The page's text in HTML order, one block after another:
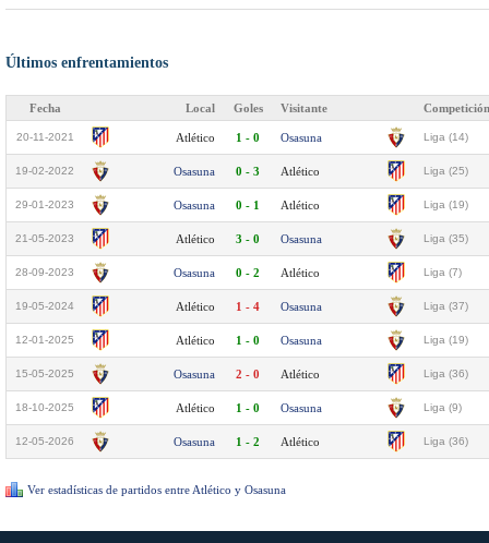
Últimos enfrentamientos
Fecha Local Goles Visitante Competición
20-11-2021 Atlético 1 - 0 Osasuna Liga (14)
19-02-2022 Osasuna 0 - 3 Atlético Liga (25)
29-01-2023 Osasuna 0 - 1 Atlético Liga (19)
21-05-2023 Atlético 3 - 0 Osasuna Liga (35)
28-09-2023 Osasuna 0 - 2 Atlético Liga (7)
19-05-2024 Atlético 1 - 4 Osasuna Liga (37)
12-01-2025 Atlético 1 - 0 Osasuna Liga (19)
15-05-2025 Osasuna 2 - 0 Atlético Liga (36)
18-10-2025 Atlético 1 - 0 Osasuna Liga (9)
12-05-2026 Osasuna 1 - 2 Atlético Liga (36)
Ver estadísticas de partidos entre Atlético y Osasuna